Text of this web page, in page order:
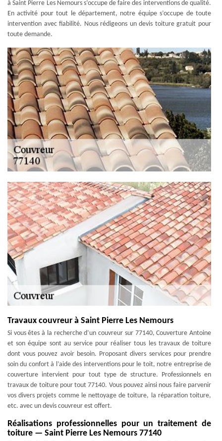
à Saint Pierre Les Nemours s’occupe de faire des interventions de qualité.
En activité pour tout le département, notre équipe s’occupe de toute
intervention avec fiabilité. Nous rédigeons un devis toiture gratuit pour
toute demande.
Travaux couvreur à Saint Pierre Les Nemours
Si vous êtes à la recherche d’un couvreur sur 77140, Couverture Antoine
et son équipe sont au service pour réaliser tous les travaux de toiture
dont vous pouvez avoir besoin. Proposant divers services pour prendre
soin du confort à l’aide des interventions pour le toit, notre entreprise de
couverture intervient pour tout type de structure. Professionnels en
travaux de toiture pour tout 77140. Vous pouvez ainsi nous faire parvenir
vos divers projets comme le nettoyage de toiture, la réparation toiture,
etc. avec un devis couvreur est offert.
Réalisations professionnelles pour un traitement de
toiture — Saint Pierre Les Nemours 77140